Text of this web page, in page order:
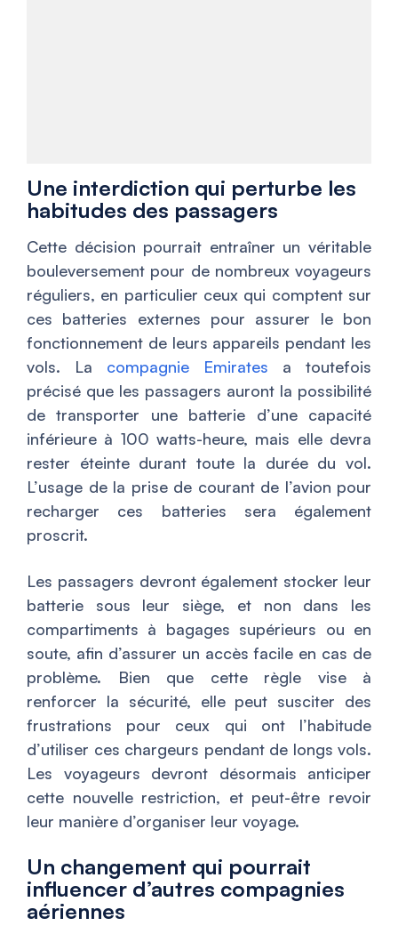
Une interdiction qui perturbe les
habitudes des passagers
Cette décision pourrait entraîner un véritable
bouleversement pour de nombreux voyageurs
réguliers, en particulier ceux qui comptent sur
ces batteries externes pour assurer le bon
fonctionnement de leurs appareils pendant les
vols. La compagnie Emirates a toutefois
précisé que les passagers auront la possibilité
de transporter une batterie d’une capacité
inférieure à 100 watts-heure, mais elle devra
rester éteinte durant toute la durée du vol.
L’usage de la prise de courant de l’avion pour
recharger ces batteries sera également
proscrit.
Les passagers devront également stocker leur
batterie sous leur siège, et non dans les
compartiments à bagages supérieurs ou en
soute, afin d’assurer un accès facile en cas de
problème. Bien que cette règle vise à
renforcer la sécurité, elle peut susciter des
frustrations pour ceux qui ont l’habitude
d’utiliser ces chargeurs pendant de longs vols.
Les voyageurs devront désormais anticiper
cette nouvelle restriction, et peut-être revoir
leur manière d’organiser leur voyage.
Un changement qui pourrait
influencer d’autres compagnies
aériennes